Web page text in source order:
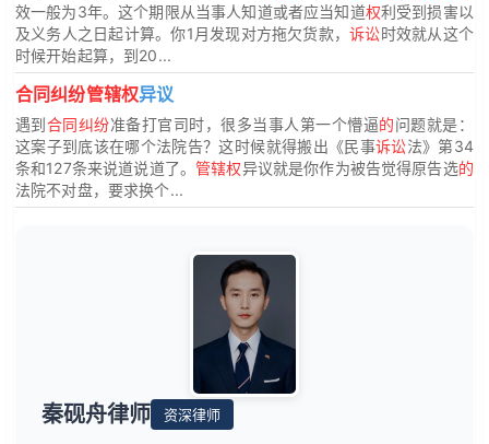
效一般为3年。这个期限从当事人知道或者应当知道权利受到损害以
及义务人之日起计算。你1月发现对方拖欠货款，诉讼时效就从这个
时候开始起算，到20...
合同纠纷管辖权异议
遇到合同纠纷准备打官司时，很多当事人第一个懵逼的问题就是：
这案子到底该在哪个法院告？这时候就得搬出《民事诉讼法》第34
条和127条来说道说道了。管辖权异议就是你作为被告觉得原告选的
法院不对盘，要求换个...
秦砚舟律师 资深律师